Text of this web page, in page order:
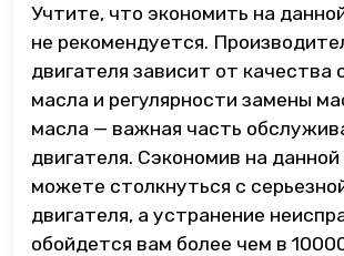
Учтите, что экономить на
не рекомендуется.
двигателя зависит от качества
масла и регулярности замены
масла — важная часть
двигателя. Сэкономив на данной
можете столкнуться с
двигателя, а устранение
обойдется вам более чем в